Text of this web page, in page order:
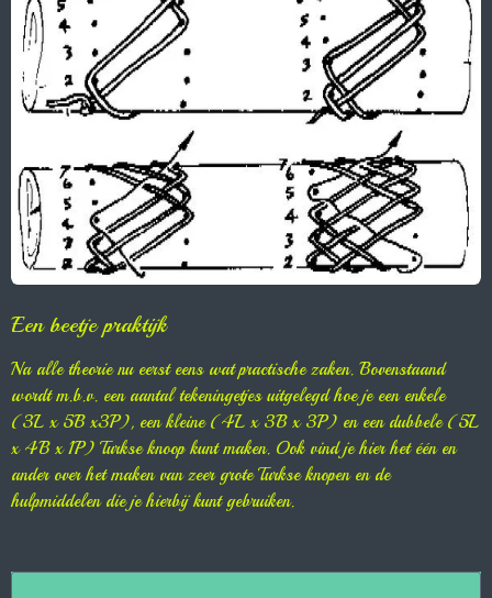
Een beetje praktijk
Na alle theorie nu eerst eens wat practische zaken. Bovenstaand
wordt m.b.v. een aantal tekeningetjes uitgelegd hoe je een enkele
(3L x 5B x3P), een kleine (4L x 3B x 3P) en een dubbele (5L
x 4B x 1P) Turkse knoop kunt maken. Ook vind je hier het één en
ander over het maken van zeer grote Turkse knopen en de
hulpmiddelen die je hierbij kunt gebruiken.